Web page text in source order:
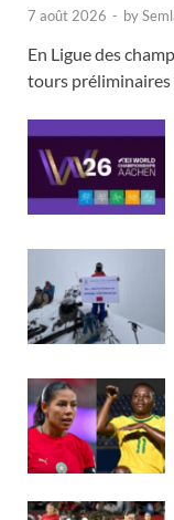
7 août 2026 - by
En Ligue des
tours